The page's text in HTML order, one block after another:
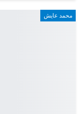
محمد عايش